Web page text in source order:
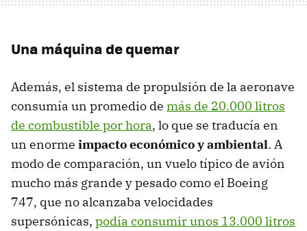
Una máquina de quemar
Además, el sistema de propulsión de la aeronave
consumía un promedio de más de 20.000 litros
de combustible por hora, lo que se traducía en
un enorme impacto económico y ambiental. A
modo de comparación, un vuelo típico de avión
mucho más grande y pesado como el Boeing
747, que no alcanzaba velocidades
supersónicas, podía consumir unos 13.000 litros